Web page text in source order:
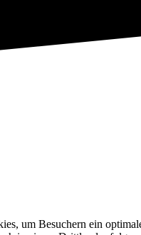
um Besuchern ein